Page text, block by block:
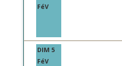
FéV
DIM 5
FéV